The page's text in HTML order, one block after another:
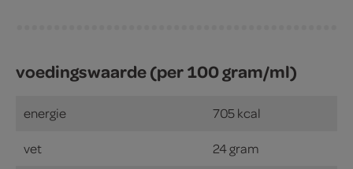
voedingswaarde (per 100 gram/ml)
energie 705 kcal
vet 24 gram